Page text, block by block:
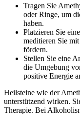
Tragen Sie
oder Ringe, um
haben.
Platzieren Sie
meditieren Sie
fördern.
Stellen Sie eine
die Umgebung
positive Energie
Heilsteine wie der
unterstützend wirken.
Therapie. Bei